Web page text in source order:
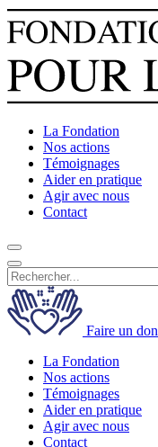
La Fondation
Nos actions
Témoignages
Aider en pratique
Agir avec nous
Contact
Faire un don
La Fondation
Nos actions
Témoignages
Aider en pratique
Agir avec nous
Contact